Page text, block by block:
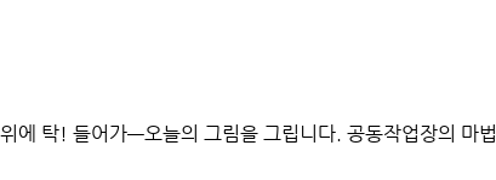
에 탁! 들어가—오늘의 그림을 그립니다. 공동작업장의 마법